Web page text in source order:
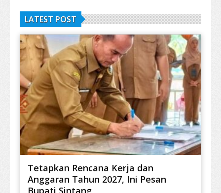
LATEST POST
Tetapkan Rencana Kerja dan
Anggaran Tahun 2027, Ini Pesan
Bupati Sintang